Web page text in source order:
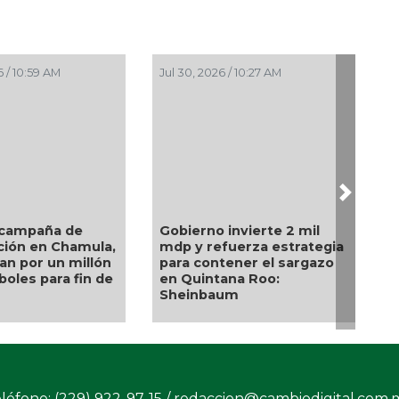
9:46 AM
Puebla por alza
personas
de miasis
Jul 27, 2026 / 9:08 AM
Playas del Día D, en
Francia, y el monte
Olimpo, en Grecia, a lista
del patrimonio de la
Unesco
Next